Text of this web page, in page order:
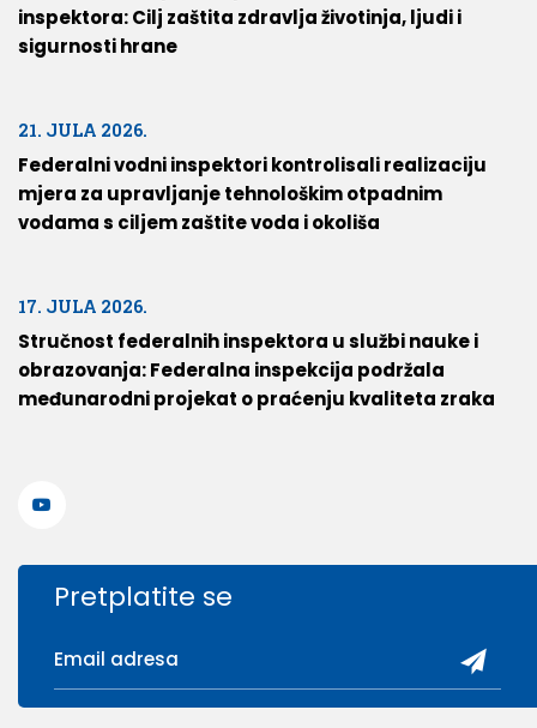
inspektora: Cilj zaštita zdravlja životinja, ljudi i
sigurnosti hrane
21. JULA 2026.
Federalni vodni inspektori kontrolisali realizaciju
mjera za upravljanje tehnološkim otpadnim
vodama s ciljem zaštite voda i okoliša
17. JULA 2026.
Stručnost federalnih inspektora u službi nauke i
obrazovanja: Federalna inspekcija podržala
međunarodni projekat o praćenju kvaliteta zraka
Pretplatite se